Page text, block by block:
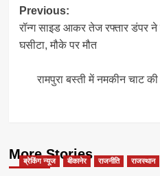
Post
navigation
Previous:
रॉन्ग साइड आकर तेज रफ्तार डंपर
घसीटा, मौके पर मौत
रामपुरा बस्ती में नमकीन चाट
More Stories
ब्रेकिंग न्यूज बीकानेर राजनीति राजस्थान